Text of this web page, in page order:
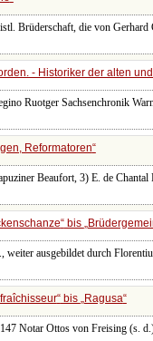
Brüderschaft, die von
- Historiker der alten
Ruotger Sachsenchronik
Reformatoren
Beaufort, 3) E. de
bis
weiter ausgebildet durch
bis Ragusa
Notar Ottos von Freising (s.